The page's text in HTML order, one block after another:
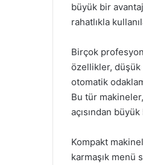
büyük bir
rahatlıkla
Birçok
özellikler, düşük
otomatik
Bu tür
açısından
Kompakt
karmaşık menü